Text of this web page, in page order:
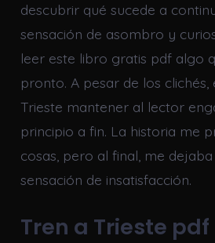
descubrir qué sucede a
sensación de asombro y
leer este libro gratis pdf algo
pronto. A pesar de los clichés,
Trieste mantener al lector
principio a fin. La historia me
cosas, pero al final, me
sensación de insatisfacción.
Tren a Trieste pdf